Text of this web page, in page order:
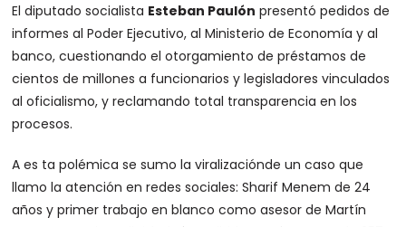
El diputado socialista Esteban Paulón presentó pedidos de
informes al Poder Ejecutivo, al Ministerio de Economía y al
banco, cuestionando el otorgamiento de préstamos de
cientos de millones a funcionarios y legisladores vinculados
al oficialismo, y reclamando total transparencia en los
procesos.
A es ta polémica se sumo la viralizaciónde un caso que
llamo la atención en redes sociales: Sharif Menem de 24
años y primer trabajo en blanco como asesor de Martín